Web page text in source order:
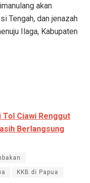
akan
Tengah, dan jenazah
Ilaga, Kabupaten
Tol Ciawi Renggut
Berlangsung
KKB di Papua